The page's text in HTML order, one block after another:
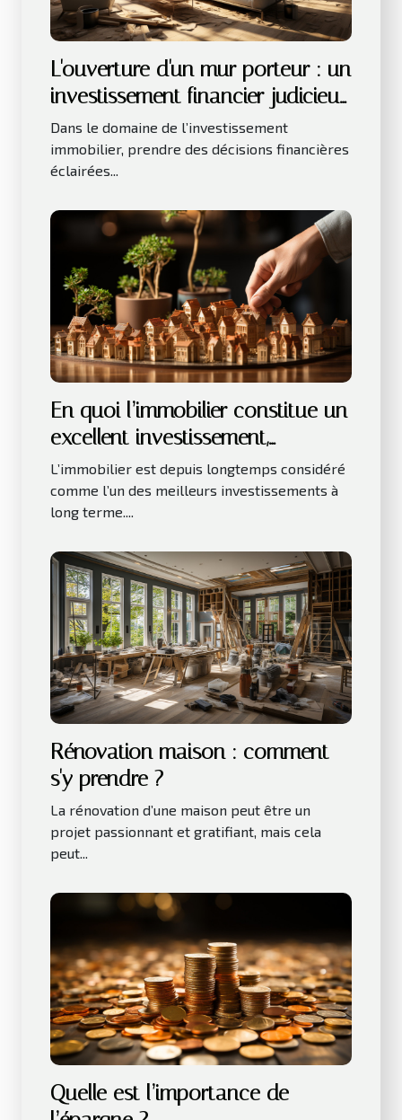
L'ouverture d'un mur porteur : un
investissement financier judicieux
pour votre bien immobilier
Dans le domaine de l’investissement
immobilier, prendre des décisions financières
éclairées...
En quoi l’immobilier constitue un
excellent investissement,
notamment sur le long terme ?
L’immobilier est depuis longtemps considéré
comme l’un des meilleurs investissements à
long terme....
Rénovation maison : comment
s'y prendre ?
La rénovation d’une maison peut être un
projet passionnant et gratifiant, mais cela
peut...
Quelle est l’importance de